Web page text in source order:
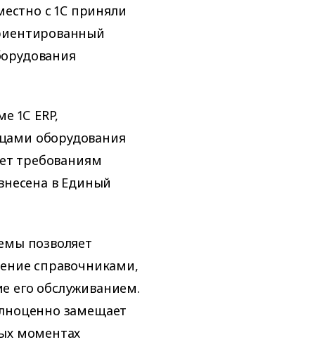
с 1C приняли
1С ERP,
оборудования
требованиям
в Единый
позволяет
справочниками,
его обслуживанием.
замещает
моментах